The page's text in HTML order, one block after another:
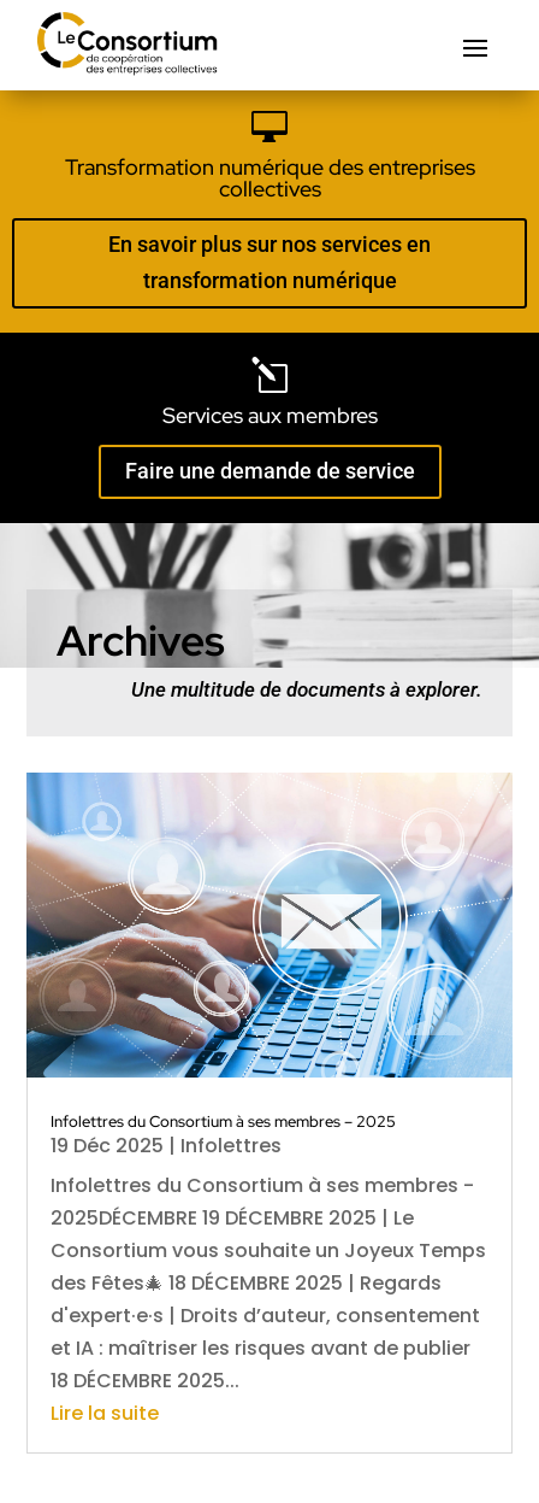

Transformation numérique des entreprises
collectives
En savoir plus sur nos services en
transformation numérique
l
Services aux membres
Faire une demande de service
Archives
Une multitude de documents à explorer.
Infolettres du Consortium à ses membres – 2025
19 Déc 2025 | Infolettres
Infolettres du Consortium à ses membres -
2025DÉCEMBRE 19 DÉCEMBRE 2025 | Le
Consortium vous souhaite un Joyeux Temps
des Fêtes🎄 18 DÉCEMBRE 2025 | Regards
d'expert·e·s | Droits d’auteur, consentement
et IA : maîtriser les risques avant de publier
18 DÉCEMBRE 2025...
Lire la suite